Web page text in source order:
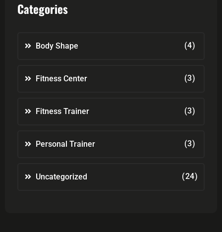
Categories
Body Shape (4)
Fitness Center (3)
Fitness Trainer (3)
Personal Trainer (3)
Uncategorized (24)